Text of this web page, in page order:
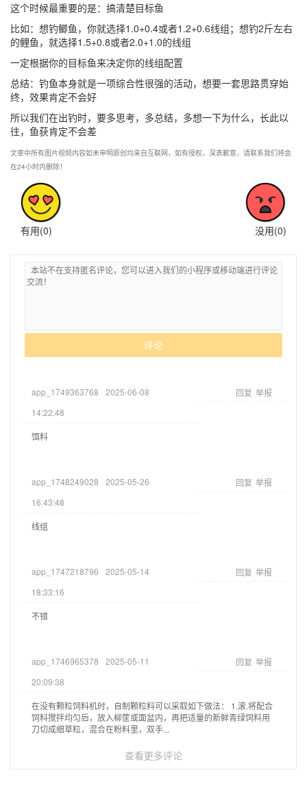
这个时候最重要的是：搞清楚目标鱼
比如：想钓鲫鱼，你就选择1.0+0.4或者1.2+0.6线组；想钓2斤左右
的鲤鱼，就选择1.5+0.8或者2.0+1.0的线组
一定根据你的目标鱼来决定你的线组配置
总结：钓鱼本身就是一项综合性很强的活动，想要一套思路贯穿始
终，效果肯定不会好
所以我们在出钓时，要多思考，多总结，多想一下为什么，长此以
往，鱼获肯定不会差
文章中所有图片视频内容如未申明原创均来自互联网，如有侵权，深表歉意，请联系我们将会
在24小时内删除！
有用(0) 没用(0)
评论
app_1749363768
2025-06-08
14:22:48
回复 举报
饵料
app_1748249028
2025-05-26
16:43:48
回复 举报
线组
app_1747218796
2025-05-14
18:33:16
回复 举报
不错
app_1746965378
2025-05-11
20:09:38
回复 举报
在没有颗粒饲料机时，自制颗粒料可以采取如下做法： 1.滚.将配合
饲料搅拌均匀后，放入柳筐或面盆内，再把适量的新鲜青绿饲料用
刀切成细草粒，混合在粉料里，双手...
查看更多评论